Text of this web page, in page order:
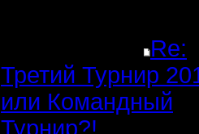
Re:
Третий Турнир
или Командный
Турнир?!